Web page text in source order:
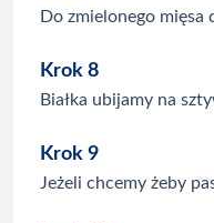
Do zmielonego mięsa
Krok 8
Białka ubijamy na
Krok 9
Jeżeli chcemy żeby